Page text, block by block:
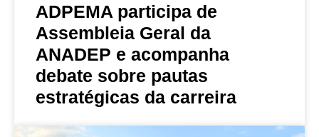
ADPEMA participa de
Assembleia Geral da
ANADEP e acompanha
debate sobre pautas
estratégicas da carreira